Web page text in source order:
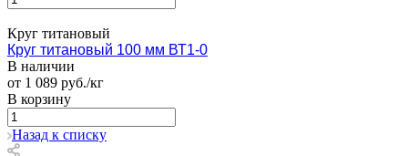
Круг титановый
Круг титановый 100 мм ВТ1-0
В наличии
от 1 089 руб./кг
В корзину
Назад к списку